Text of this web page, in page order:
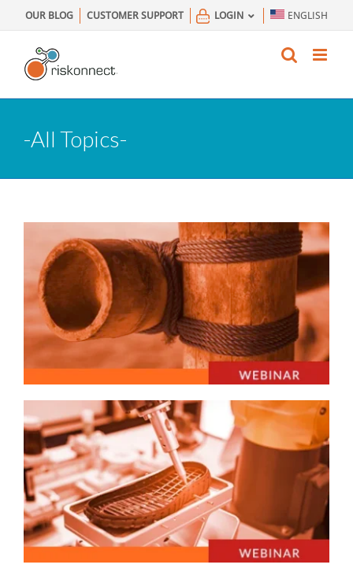
to
content
OUR BLOG CUSTOMER SUPPORT LOGIN ENGLISH
-All Topics-